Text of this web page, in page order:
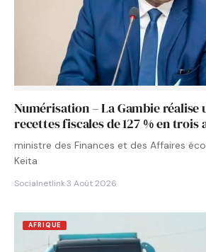
Numérisation – La Gambie réalise
recettes fiscales de 127 % en trois
ministre des Finances et des Affaires
Keita
Socialnetlink·3 Août 2026
AFRIQUE